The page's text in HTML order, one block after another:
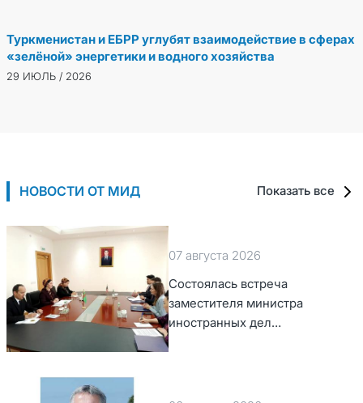
Туркменистан и ЕБРР углубят взаимодействие в сферах
«зелёной» энергетики и водного хозяйства
29 ИЮЛЬ / 2026
НОВОСТИ ОТ МИД Показать все
07 августа 2026
Состоялась встреча
заместителя министра
иностранных дел
Туркменистана с Временным